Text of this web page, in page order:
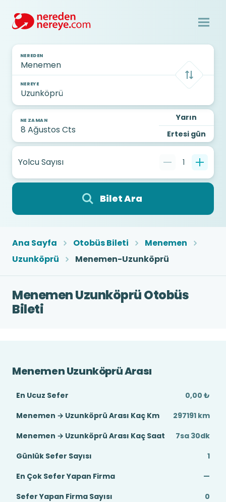
NEREDEN
NEREYE
NE ZAMAN
Yarın
Ertesi gün
Yolcu Sayısı 1
Bilet Ara
Ana Sayfa Otobüs Bileti
Menemen
Uzunköprü
Menemen-Uzunköprü
Menemen Uzunköprü Otobüs
Bileti
Menemen Uzunköprü Arası
En Ucuz Sefer
0,00 ₺
Menemen → Uzunköprü Arası Kaç Km
297191 km
Menemen → Uzunköprü Arası Kaç Saat
7sa 30dk
Günlük Sefer Sayısı
1
En Çok Sefer Yapan Firma
—
Sefer Yapan Firma Sayısı
0